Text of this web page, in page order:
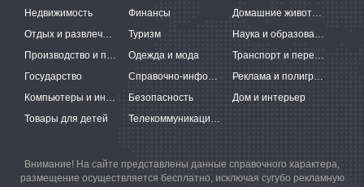
Недвижимость
Финансы
Домашние животные
Отдых и развлечения
Туризм
Наука и образование
Производство и поставки
Одежда и мода
Транспорт и перевозки
Государство
Справочно-информационные системы
Реклама и полиграфия
Компьютеры и интернет
Безопасность
Дом и интерьер
Товары для детей
Телекоммуникации и связь
Внимание! На сайте представлены данные справочного характера,
размещение осуществляется бесплатно, исключая сугубо рекламную